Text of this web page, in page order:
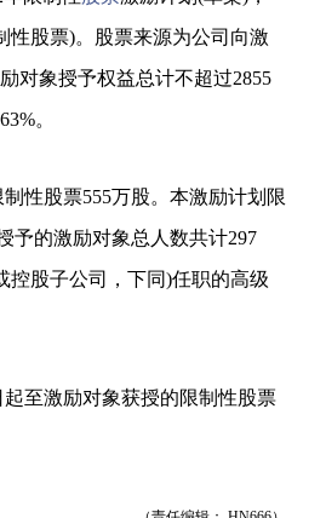
性股票)。股票来源为公司向激
对象授予权益总计不超过2855
。
性股票555万股。本激励计划限
予的激励对象总人数共计297
控股子公司，下同)任职的高级
至激励对象获授的限制性股票